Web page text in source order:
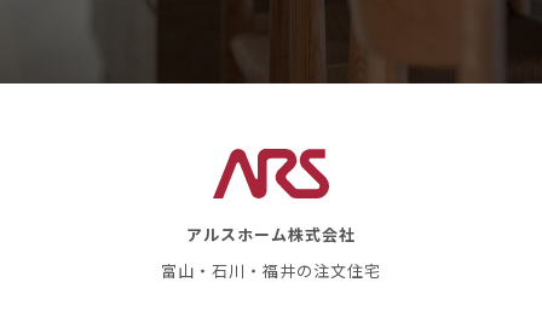
アルスホーム株式会社
富山・石川・福井の注文住宅